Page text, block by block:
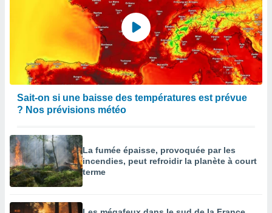
Sait-on si une baisse des températures est prévue
? Nos prévisions météo
La fumée épaisse, provoquée par les
incendies, peut refroidir la planète à court
terme